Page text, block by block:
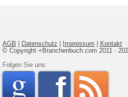
AGB Datenschutz Impressum
Kontakt
© Copyright +Branchenbuch.com 2011 -
Folgen Sie uns: